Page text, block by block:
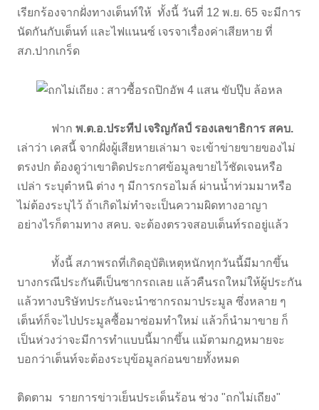
เรียกร้องจากฝั่งทางเต็นท์ให้ ทั้งนี้ วันที่ 12 พ.ย. 65 จะมีการ
นัดกันกับเต็นท์ และไฟแนนซ์ เจรจาเรื่องค่าเสียหาย ที่
สภ.ปากเกร็ด
ฟาก พ.ต.อ.ประทีป เจริญกัลป์ รองเลขาธิการ สคบ.
เล่าว่า เคสนี้ จากฝั่งผู้เสียหายเล่ามา จะเข้าข่ายขายของไม่
ตรงปก ต้องดูว่าเขาติดประกาศข้อมูลขายไว้ชัดเจนหรือ
เปล่า ระบุตำหนิ ต่าง ๆ มีการกรอไมล์ ผ่านน้ำท่วมมาหรือ
ไม่ต้องระบุไว้ ถ้าเกิดไม่ทำจะเป็นความผิดทางอาญา
อย่างไรก็ตามทาง สคบ. จะต้องตรวจสอบเต็นท์รถอยู่แล้ว
ทั้งนี้ สภาพรถที่เกิดอุบัติเหตุหนักทุกวันนี้มีมากขึ้น
บางกรณีประกันตีเป็นซากรถเลย แล้วคืนรถใหม่ให้ผู้ประกัน
แล้วทางบริษัทประกันจะนำซากรถมาประมูล ซึ่งหลาย ๆ
เต็นท์ก็จะไปประมูลซื้อมาซ่อมทำใหม่ แล้วก็นำมาขาย ก็
เป็นห่วงว่าจะมีการทำแบบนี้มากขึ้น แม้ตามกฎหมายจะ
บอกว่าเต็นท์จะต้องระบุข้อมูลก่อนขายทั้งหมด
ติดตาม รายการข่าวเย็นประเด็นร้อน ช่วง "ถกไม่เถียง"